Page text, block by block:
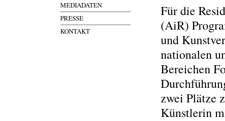
MEDIADATEN
PRESSE
KONTAKT
Für die
(AiR)
und
nationalen
Bereichen
zwei Plätze
Künstlerin